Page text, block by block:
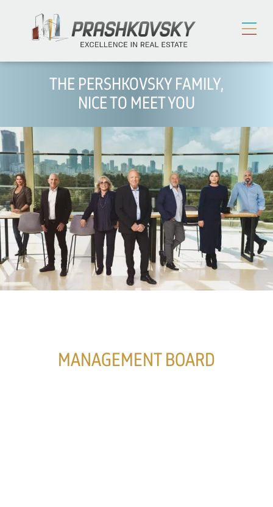
THE PERSHKOVSKY FAMILY,
NICE TO MEET YOU
MANAGEMENT BOARD